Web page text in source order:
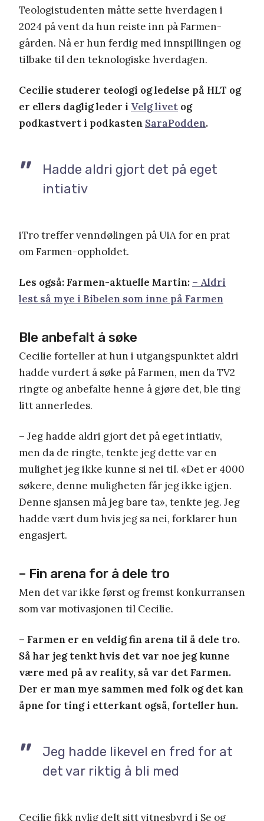
Teologistudenten måtte sette hverdagen i
2024 på vent da hun reiste inn på Farmen-
gården. Nå er hun ferdig med innspillingen og
tilbake til den teknologiske hverdagen.
Cecilie studerer teologi og ledelse på HLT og
er ellers daglig leder i Velg livet og
podkastvert i podkasten SaraPodden.
Hadde aldri gjort det på eget
intiativ
iTro treffer venndølingen på UiA for en prat
om Farmen-oppholdet.
Les også: Farmen-aktuelle Martin: – Aldri
lest så mye i Bibelen som inne på Farmen
Ble anbefalt å søke
Cecilie forteller at hun i utgangspunktet aldri
hadde vurdert å søke på Farmen, men da TV2
ringte og anbefalte henne å gjøre det, ble ting
litt annerledes.
– Jeg hadde aldri gjort det på eget intiativ,
men da de ringte, tenkte jeg dette var en
mulighet jeg ikke kunne si nei til. «Det er 4000
søkere, denne muligheten får jeg ikke igjen.
Denne sjansen må jeg bare ta», tenkte jeg. Jeg
hadde vært dum hvis jeg sa nei, forklarer hun
engasjert.
– Fin arena for å dele tro
Men det var ikke først og fremst konkurransen
som var motivasjonen til Cecilie.
– Farmen er en veldig fin arena til å dele tro.
Så har jeg tenkt hvis det var noe jeg kunne
være med på av reality, så var det Farmen.
Der er man mye sammen med folk og det kan
åpne for ting i etterkant også, forteller hun.
Jeg hadde likevel en fred for at
det var riktig å bli med
Cecilie fikk nylig delt sitt vitnesbyrd i Se og